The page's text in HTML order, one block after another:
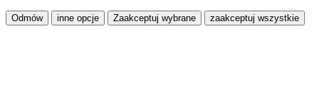
Odmów inne opcje Zaakceptuj wybrane zaakceptuj wszystkie